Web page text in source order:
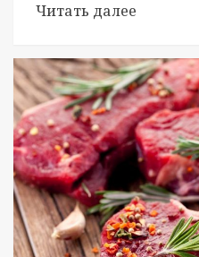
Читать далее